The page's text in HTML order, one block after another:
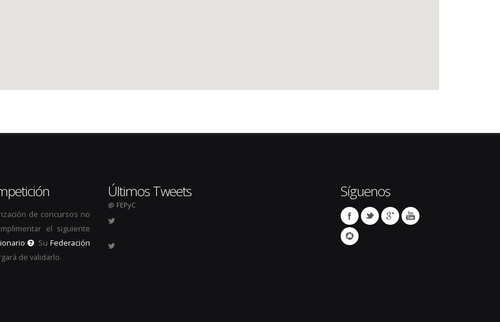
de concursos no
el siguiente
. SuFederación
de validarlo.
Últimos Tweets
@ FEPyC
Síguenos